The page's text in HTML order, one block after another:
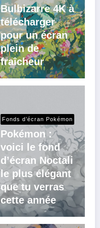
Bulbizarre 4K à
télécharger
pour un écran
plein de
fraîcheur
Fonds d’écran Pokémon
Pokémon :
voici le fond
d’écran Noctali
le plus élégant
que tu verras
cette année